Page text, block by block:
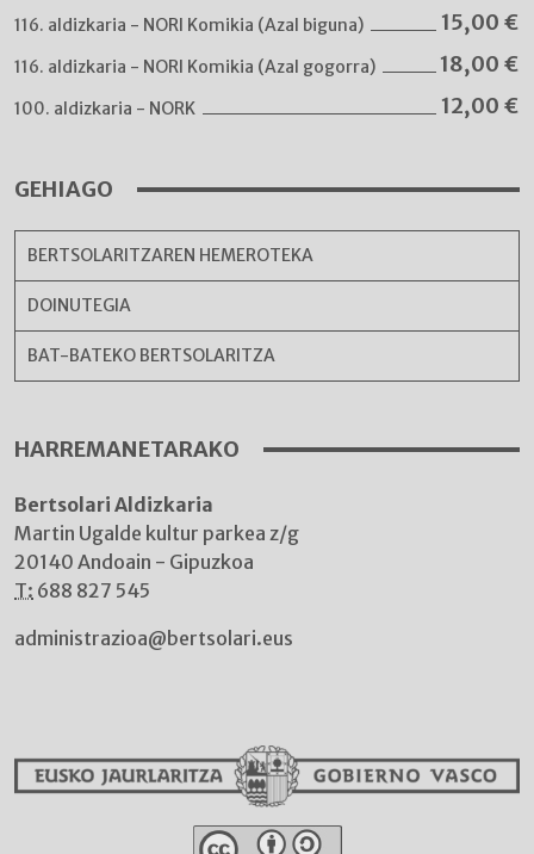
116. aldizkaria - NORI Komikia (Azal biguna) 15,00 €
116. aldizkaria - NORI Komikia (Azal gogorra) 18,00 €
100. aldizkaria - NORK 12,00 €
GEHIAGO
BERTSOLARITZAREN HEMEROTEKA
DOINUTEGIA
BAT-BATEKO BERTSOLARITZA
HARREMANETARAKO
Bertsolari Aldizkaria
Martin Ugalde kultur parkea z/g
20140 Andoain - Gipuzkoa
T: 688 827 545
administrazioa@bertsolari.eus